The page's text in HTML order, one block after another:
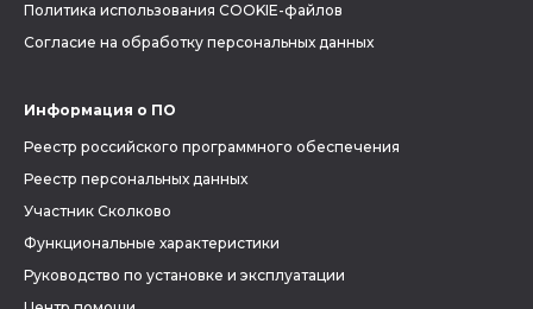
Политика использования COOKIE-файлов
Согласие на обработку персональных данных
Информация о ПО
Реестр российского программного обеспечения
Реестр персональных данных
Участник Сколково
Функциональные характеристики
Руководство по установке и эксплуатации